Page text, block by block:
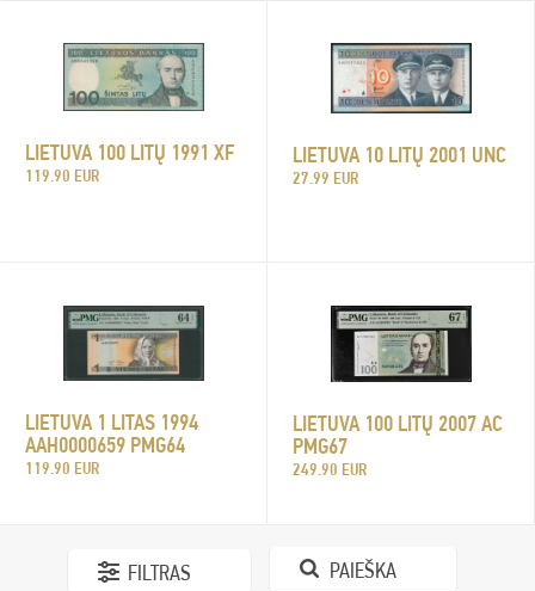
LIETUVA 100 LITŲ 1991 XF
119.90 EUR
LIETUVA 10 LITŲ 2001 UNC
27.99 EUR
LIETUVA 1 LITAS 1994
AAH0000659 PMG64
119.90 EUR
LIETUVA 100 LITŲ 2007 AC
PMG67
249.90 EUR
FILTRAS PAIEŠKA